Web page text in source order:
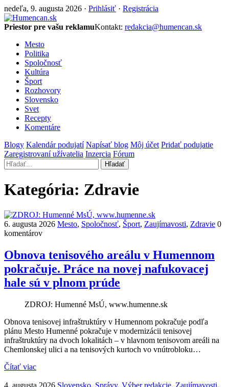
nedeľa, 9. augusta 2026 · Prihlásiť · Registrácia
Priestor pre vašu reklamuKontakt: redakcia@humencan.sk
Mesto
Politika
Spoločnosť
Kultúra
Šport
Rozhovory
Slovensko
Svet
Recepty
Komentáre
Blogy Kalendár podujatí Napísať blog Môj účet Pridať podujatie
Zaregistrovaní užívatelia Inzercia Fórum
Hľadať
Kategória: Zdravie
6. augusta 2026 Mesto, Spoločnosť, Šport, Zaujímavosti, Zdravie 0
komentárov
Obnova tenisového areálu v Humennom
pokračuje. Práce na novej nafukovacej
hale sú v plnom prúde
ZDROJ: Humenné MsÚ, www.humenne.sk
Obnova tenisovej infraštruktúry v Humennom pokračuje podľa
plánu Mesto Humenné pokračuje v modernizácii tenisovej
infraštruktúry na dvoch lokalitách – v hlavnom tenisovom areáli na
Chemlonskej ulici a na tenisových kurtoch vo vnútrobloku…
Čítať viac
4. augusta 2026 Slovensko, Správy, Výber redakcie, Zaujímavosti,